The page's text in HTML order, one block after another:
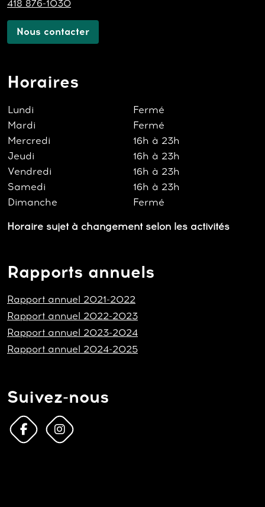
418 876-1030
Nous contacter
Horaires
Lundi
Fermé
Mardi
Fermé
Mercredi
16h à 23h
Jeudi
16h à 23h
Vendredi
16h à 23h
Samedi
16h à 23h
Dimanche
Fermé
Horaire sujet à changement selon les activités
Rapports annuels
Rapport annuel 2021-2022
Rapport annuel 2022-2023
Rapport annuel 2023-2024
Rapport annuel 2024-2025
Suivez-nous